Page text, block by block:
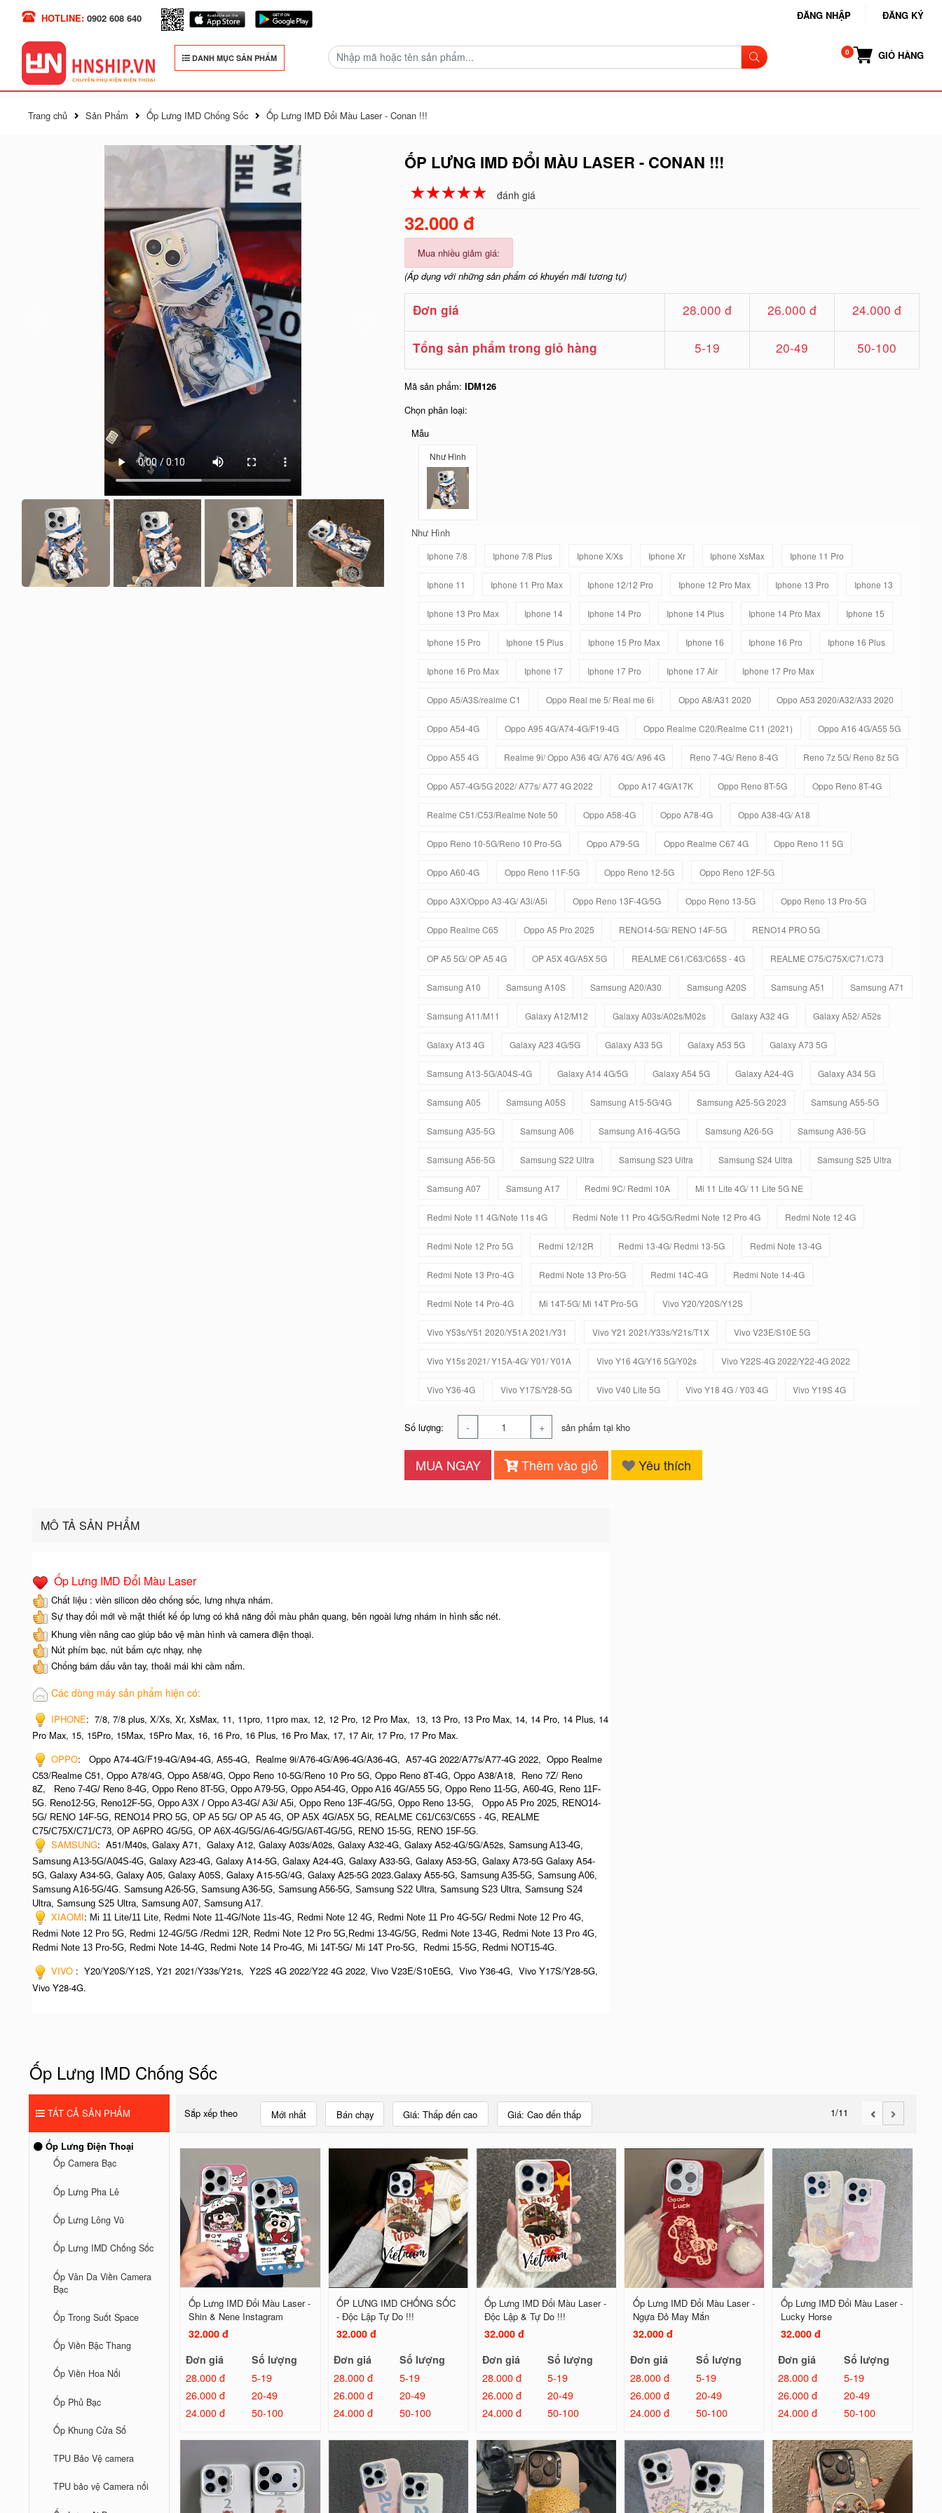
HOTLINE: 0902 608 640 ĐĂNG NHẬP ĐĂNG KÝ
DANH MỤC SẢN PHẨM GIỎ HÀNG
Trang chủ Sản Phẩm Ốp Lưng IMD Chống Sốc Ốp Lưng IMD Đổi Màu Laser - Conan !!!
ỐP LƯNG IMD ĐỔI MÀU LASER - CONAN !!!
☆☆☆☆☆
★★★★★ đánh giá
32.000 đ
Mua nhiều giảm giá:
(Áp dụng với những sản phẩm có khuyến mãi tương tự)
Đơn giá 28.000 đ 26.000 đ 24.000 đ
Tổng sản phẩm trong giỏ hàng 5-19 20-49 50-100
Mã sản phẩm:IDM126
Chọn phân loại:
Mẫu
Như Hình
Như Hình
Iphone 7/8 Iphone 7/8 Plus Iphone X/Xs Iphone Xr Iphone XsMax Iphone 11 Pro
Iphone 11 Iphone 11 Pro Max Iphone 12/12 Pro Iphone 12 Pro Max Iphone 13 Pro Iphone 13
Iphone 13 Pro Max Iphone 14 Iphone 14 Pro Iphone 14 Plus Iphone 14 Pro Max Iphone 15
Iphone 15 Pro Iphone 15 Plus Iphone 15 Pro Max Iphone 16 Iphone 16 Pro Iphone 16 Plus
Iphone 16 Pro Max Iphone 17 Iphone 17 Pro Iphone 17 Air Iphone 17 Pro Max
Oppo A5/A3S/realme C1 Oppo Real me 5/ Real me 6i Oppo A8/A31 2020 Oppo A53 2020/A32/A33 2020
Oppo A54-4G Oppo A95 4G/A74-4G/F19-4G Oppo Realme C20/Realme C11 (2021) Oppo A16 4G/A55 5G
Oppo A55 4G Realme 9i/ Oppo A36 4G/ A76 4G/ A96 4G Reno 7-4G/ Reno 8-4G Reno 7z 5G/ Reno 8z 5G
Oppo A57-4G/5G 2022/ A77s/ A77 4G 2022 Oppo A17 4G/A17K Oppo Reno 8T-5G Oppo Reno 8T-4G
Realme C51/C53/Realme Note 50 Oppo A58-4G Oppo A78-4G Oppo A38-4G/ A18
Oppo Reno 10-5G/Reno 10 Pro-5G Oppo A79-5G Oppo Realme C67 4G Oppo Reno 11 5G
Oppo A60-4G Oppo Reno 11F-5G Oppo Reno 12-5G Oppo Reno 12F-5G
Oppo A3X/Oppo A3-4G/ A3i/A5i Oppo Reno 13F-4G/5G Oppo Reno 13-5G Oppo Reno 13 Pro-5G
Oppo Realme C65 Oppo A5 Pro 2025 RENO14-5G/ RENO 14F-5G RENO14 PRO 5G
OP A5 5G/ OP A5 4G OP A5X 4G/A5X 5G REALME C61/C63/C65S - 4G REALME C75/C75X/C71/C73
Samsung A10 Samsung A10S Samsung A20/A30 Samsung A20S Samsung A51 Samsung A71
Samsung A11/M11 Galaxy A12/M12 Galaxy A03s/A02s/M02s Galaxy A32 4G Galaxy A52/ A52s
Galaxy A13 4G Galaxy A23 4G/5G Galaxy A33 5G Galaxy A53 5G Galaxy A73 5G
Samsung A13-5G/A04S-4G Galaxy A14 4G/5G Galaxy A54 5G Galaxy A24-4G Galaxy A34 5G
Samsung A05 Samsung A05S Samsung A15-5G/4G Samsung A25-5G 2023 Samsung A55-5G
Samsung A35-5G Samsung A06 Samsung A16-4G/5G Samsung A26-5G Samsung A36-5G
Samsung A56-5G Samsung S22 Ultra Samsung S23 Ultra Samsung S24 Ultra Samsung S25 Ultra
Samsung A07 Samsung A17 Redmi 9C/ Redmi 10A Mi 11 Lite 4G/ 11 Lite 5G NE
Redmi Note 11 4G/Note 11s 4G Redmi Note 11 Pro 4G/5G/Redmi Note 12 Pro 4G Redmi Note 12 4G
Redmi Note 12 Pro 5G Redmi 12/12R Redmi 13-4G/ Redmi 13-5G Redmi Note 13-4G
Redmi Note 13 Pro-4G Redmi Note 13 Pro-5G Redmi 14C-4G Redmi Note 14-4G
Redmi Note 14 Pro-4G Mi 14T-5G/ Mi 14T Pro-5G Vivo Y20/Y20S/Y12S
Vivo Y53s/Y51 2020/Y51A 2021/Y31 Vivo Y21 2021/Y33s/Y21s/T1X Vivo V23E/S10E 5G
Vivo Y15s 2021/ Y15A-4G/ Y01/ Y01A Vivo Y16 4G/Y16 5G/Y02s Vivo Y22S-4G 2022/Y22-4G 2022
Vivo Y36-4G Vivo Y17S/Y28-5G Vivo V40 Lite 5G Vivo Y18 4G / Y03 4G Vivo Y19S 4G
Số lượng: - + sản phẩm tại kho
MUA NGAY Thêm vào giỏ Yêu thích
MÔ TẢ SẢN PHẨM
Ốp Lưng IMD Đổi Màu Laser
Chất liệu : viền silicon dẻo chống sốc, lưng nhựa nhám.
Sự thay đổi mới về mặt thiết kế ốp lưng có khả năng đổi màu phản quang, bên ngoài lưng nhám in hình sắc nét.
Khung viền nâng cao giúp bảo vệ màn hình và camera điện thoại.
Nút phím bạc, nút bấm cực nhạy, nhẹ
Chống bám dấu vân tay, thoải mái khi cầm nắm.
Các dòng máy sản phẩm hiện có:
IPHONE: 7/8, 7/8 plus, X/Xs, Xr, XsMax, 11, 11pro, 11pro max, 12, 12 Pro, 12 Pro Max, 13, 13 Pro, 13 Pro Max, 14, 14 Pro, 14 Plus, 14
Pro Max, 15, 15Pro, 15Max, 15Pro Max, 16, 16 Pro, 16 Plus, 16 Pro Max, 17, 17 Air, 17 Pro, 17 Pro Max.
OPPO:
Oppo A74-4G/F19-4G/A94-4G, A55-4G, Realme 9i/A76-4G/A96-4G/A36-4G, A57-4G 2022/A77s/A77-4G 2022, Oppo Realme
C53/Realme C51, Oppo A78/4G, Oppo A58/4G, Oppo Reno 10-5G/Reno 10 Pro 5G, Oppo Reno 8T-4G, Oppo A38/A18, Reno 7Z/ Reno
8Z,
Reno 7-4G/ Reno 8-4G, Oppo Reno 8T-5G, Oppo A79-5G, Oppo A54-4G, Oppo A16 4G/A55 5G, Oppo Reno 11-5G, A60-4G, Reno 11F-
5G. Reno12-5G, Reno12F-5G, Oppo A3X / Oppo A3-4G/ A3i/ A5i, Oppo Reno 13F-4G/5G, Oppo Reno 13-5G, Oppo A5 Pro 2025, RENO14-
5G/ RENO 14F-5G,
RENO14 PRO 5G, OP A5 5G/ OP A5 4G, OP A5X 4G/A5X 5G, REALME C61/C63/C65S - 4G,
REALME
C75/C75X/C71/C73, OP A6PRO 4G/5G, OP A6X-4G/5G/A6-4G/5G/A6T-4G/5G, RENO 15-5G, RENO 15F-5G.
SAMSUNG: A51/M40s, Galaxy A71, Galaxy A12, Galaxy A03s/A02s, Galaxy A32-4G, Galaxy A52-4G/5G/A52s, Samsung A13-4G,
Samsung A13-5G/A04S-4G, Galaxy A23-4G, Galaxy A14-5G, Galaxy A24-4G, Galaxy A33-5G, Galaxy A53-5G, Galaxy A73-5G Galaxy A54-
5G, Galaxy A34-5G, Galaxy A05, Galaxy A05S, Galaxy A15-5G/4G, Galaxy A25-5G 2023.Galaxy A55-5G, Samsung A35-5G, Samsung A06,
Samsung A16-5G/4G. Samsung A26-5G, Samsung A36-5G, Samsung A56-5G, Samsung S22 Ultra, Samsung S23 Ultra, Samsung S24
Ultra, Samsung S25 Ultra, Samsung A07, Samsung A17.
XIAOMI: Mi 11 Lite/11 Lite, Redmi Note 11-4G/Note 11s-4G, Redmi Note 12 4G,
Redmi Note 11 Pro 4G-5G/ Redmi Note 12 Pro 4G,
Redmi Note 12 Pro 5G, Redmi 12-4G/5G /Redmi 12R, Redmi Note 12 Pro 5G,Redmi 13-4G/5G, Redmi Note 13-4G, Redmi Note 13 Pro 4G,
Redmi Note 13 Pro-5G, Redmi Note 14-4G, Redmi Note 14 Pro-4G, Mi 14T-5G/ Mi 14T Pro-5G, Redmi 15-5G, Redmi NOT15-4G.
VIVO : Y20/Y20S/Y12S, Y21 2021/Y33s/Y21s, Y22S 4G 2022/Y22 4G 2022, Vivo V23E/S10E5G, Vivo Y36-4G, Vivo Y17S/Y28-5G,
Vivo Y28-4G.
Ốp Lưng IMD Chống Sốc
TẤT CẢ SẢN PHẨM
Ốp Lưng Điện Thoại
Ốp Camera Bạc
Ốp Lưng Pha Lê
Ốp Lưng Lông Vũ
Ốp Lưng IMD Chống Sốc
Ốp Vân Da Viền Camera
Bạc
Ốp Trong Suốt Space
Ốp Viền Bậc Thang
Ốp Viền Hoa Nổi
Ốp Phủ Bạc
Ốp Khung Cửa Sổ
TPU Bảo Vệ camera
TPU bảo vệ Camera nổi
Sắp xếp theo Mới nhất Bán chạy Giá: Thấp đến cao Giá: Cao đến thấp 1/11
Ốp Lưng IMD Đổi Màu Laser -
Shin & Nene Instagram
32.000 đ
Đơn giá
Số lượng
28.000 đ
5-19
26.000 đ
20-49
24.000 đ
50-100
ỐP LƯNG IMD CHỐNG SỐC
- Độc Lập Tự Do !!!
32.000 đ
Đơn giá
Số lượng
28.000 đ
5-19
26.000 đ
20-49
24.000 đ
50-100
Ốp Lưng IMD Đổi Màu Laser -
Độc Lập & Tự Do !!!
32.000 đ
Đơn giá
Số lượng
28.000 đ
5-19
26.000 đ
20-49
24.000 đ
50-100
Ốp Lưng IMD Đổi Màu Laser -
Ngựa Đỏ May Mắn
32.000 đ
Đơn giá
Số lượng
28.000 đ
5-19
26.000 đ
20-49
24.000 đ
50-100
Ốp Lưng IMD Đổi Màu Laser -
Lucky Horse
32.000 đ
Đơn giá
Số lượng
28.000 đ
5-19
26.000 đ
20-49
24.000 đ
50-100